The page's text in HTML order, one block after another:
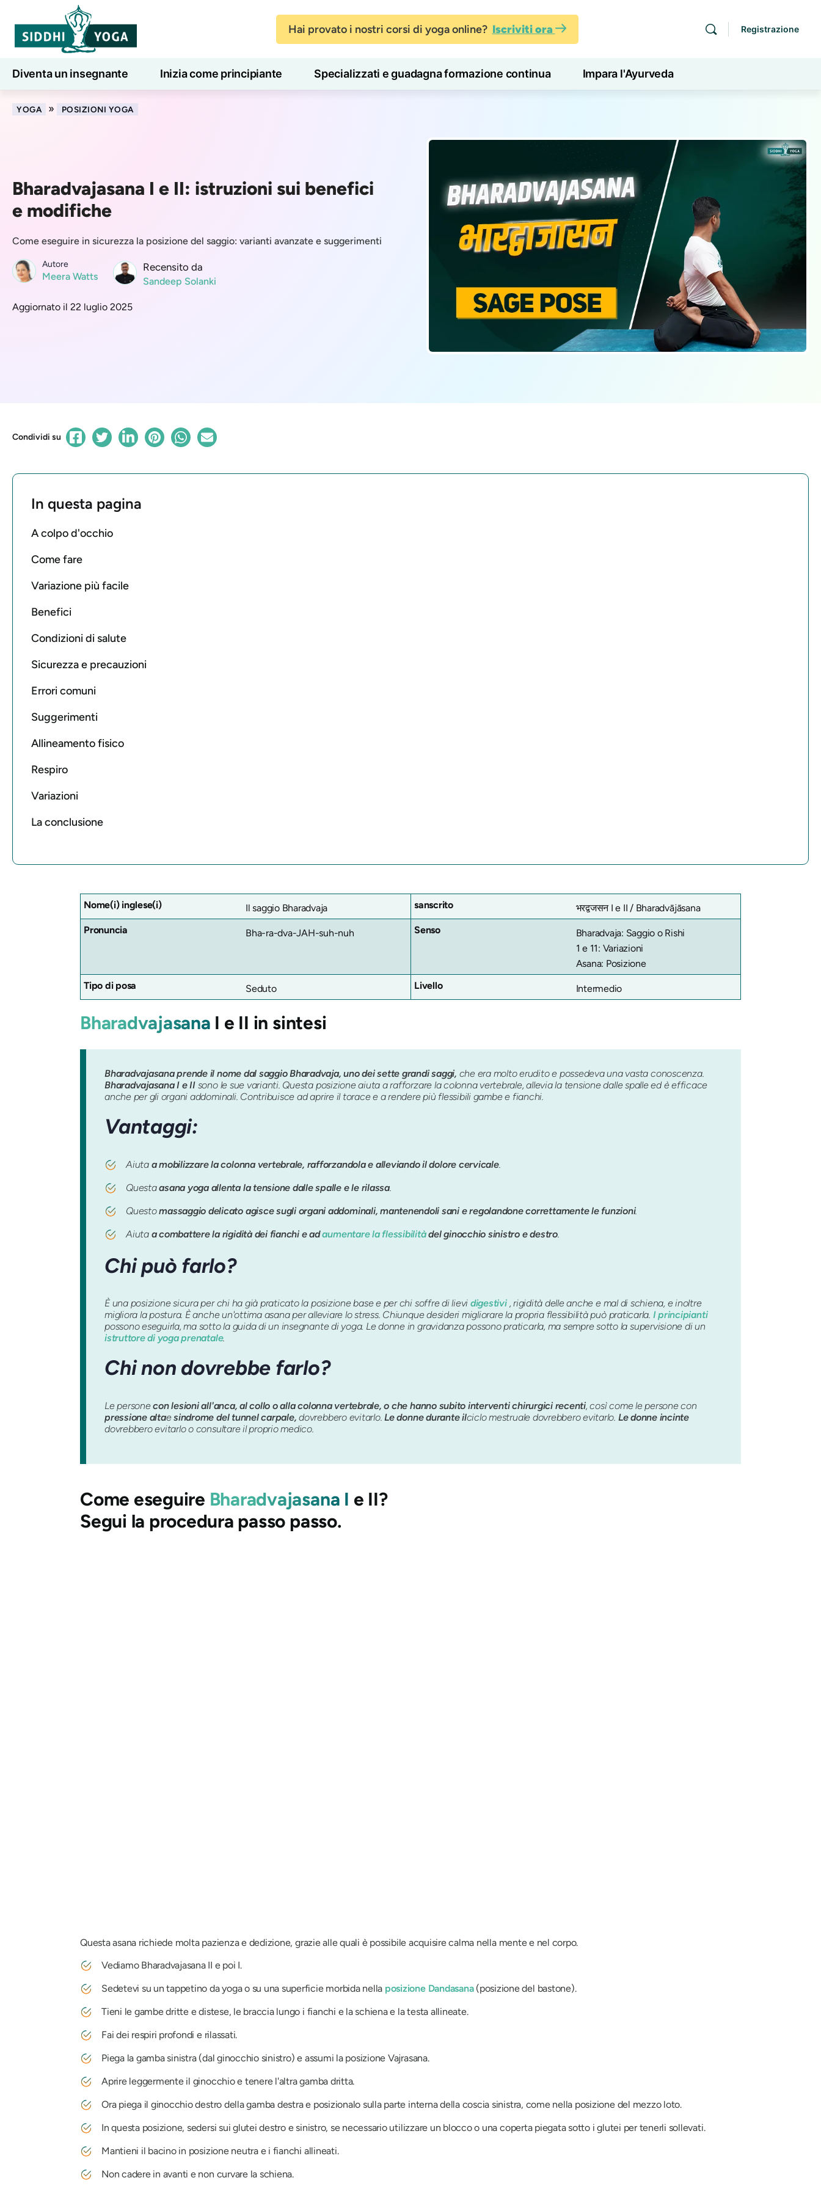
Hai provato i nostri corsi di yoga online? Iscriviti ora Registrazione
Diventa un insegnante Inizia come principiante Specializzati e guadagna formazione continua Impara l'Ayurveda
Lezioni di yoga online
YOGA » POSIZIONI YOGA
Bharadvajasana I e II: istruzioni sui benefici
e modifiche
Come eseguire in sicurezza la posizione del saggio: varianti avanzate e suggerimenti
Autore
Meera Watts
Recensito da
Sandeep Solanki
Aggiornato il 22 luglio 2025
Condividi su
In questa pagina
A colpo d'occhio
Come fare
Variazione più facile
Benefici
Condizioni di salute
Sicurezza e precauzioni
Errori comuni
Suggerimenti
Allineamento fisico
Respiro
Variazioni
La conclusione
Nome(i) inglese(i) Il saggio Bharadvaja sanscrito भरद्वजसन I e II / Bharadvājāsana
Pronuncia
Bha-ra-dva-JAH-suh-nuh Senso
Bharadvaja: Saggio o Rishi
1 e 11: Variazioni
Asana: Posizione
Tipo di posa
Seduto Livello Intermedio
Bharadvajasana I e II in sintesi
Bharadvajasana prende il nome dal saggio Bharadvaja, uno dei sette grandi saggi, che era molto erudito e possedeva una vasta conoscenza.
Bharadvajasana I e IIsono le sue varianti. Questa posizione aiuta a rafforzare la colonna vertebrale, allevia la tensione dalle spalle ed è efficace
anche per gli organi addominali. Contribuisce ad aprire il torace e a rendere più flessibili gambe e fianchi.
Vantaggi:
Aiuta a mobilizzare la colonna vertebrale, rafforzandola e alleviando il dolore cervicale.
Questaasana yoga allenta la tensione dalle spalle e le rilassa.
Questomassaggio delicato agisce sugli organi addominali, mantenendoli sani e regolandonecorrettamente le funzioni.
Aiuta a combattere la rigidità dei fianchi e adaumentare la flessibilitàdel ginocchio sinistro e destro.
Chi può farlo?
È una posizione sicura per chi ha già praticato la posizione base e per chi soffre di lievi digestivi, rigidità delle anche e mal di schiena, e inoltre
migliora la postura. È anche un'ottima asana per alleviare lo stress. Chiunque desideri migliorare la propria flessibilità può praticarla. I principianti
possono eseguirla, ma sotto la guida di un insegnante di yoga. Le donne in gravidanza possono praticarla, ma sempre sotto la supervisione di un
istruttore di yoga prenatale.
Chi non dovrebbe farlo?
Le personecon lesioni all'anca, al collo o alla colonna vertebrale, o che hanno subito interventi chirurgici recenti, così come le persone con
pressione altaesindrome del tunnel carpale, dovrebbero evitarlo. Le donne durante ilciclo mestruale dovrebbero evitarlo. Le donne incinte
dovrebbero evitarlo o consultare il proprio medico.
Come eseguire Bharadvajasana I e II?
Segui la procedura passo passo.
Questa asana richiede molta pazienza e dedizione, grazie alle quali è possibile acquisire calma nella mente e nel corpo.
Vediamo Bharadvajasana II e poi I.
Sedetevi su un tappetino da yoga o su una superficie morbida nella posizione Dandasana(posizione del bastone).
Tieni le gambe dritte e distese, le braccia lungo i fianchi e la schiena e la testa allineate.
Fai dei respiri profondi e rilassati.
Piega la gamba sinistra (dal ginocchio sinistro) e assumi la posizione Vajrasana.
Aprire leggermente il ginocchio e tenere l'altra gamba dritta.
Ora piega il ginocchio destro della gamba destra e posizionalo sulla parte interna della coscia sinistra, come nella posizione del mezzo loto.
In questa posizione, sedersi sui glutei destro e sinistro, se necessario utilizzare un blocco o una coperta piegata sotto i glutei per tenerli sollevati.
Mantieni il bacino in posizione neutra e i fianchi allineati.
Non cadere in avanti e non curvare la schiena.